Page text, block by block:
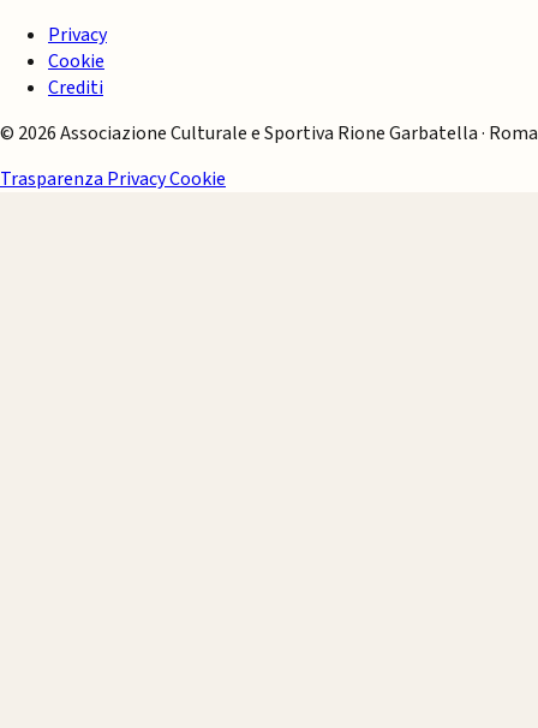
Privacy
Cookie
Crediti
© 2026 Associazione Culturale e Sportiva Rione Garbatella · Roma
Trasparenza PrivacyCookie